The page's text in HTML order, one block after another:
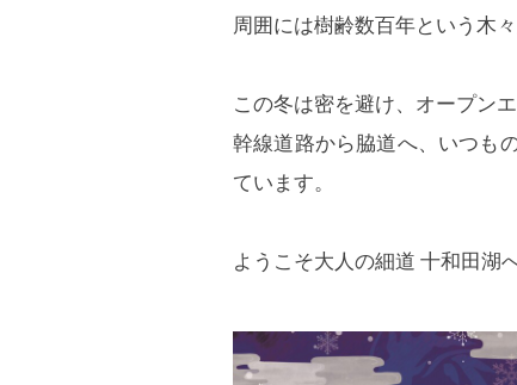
周囲には樹齢数百年という木
この冬は密を避け、オープン
幹線道路から脇道へ、いつも
ています。
ようこそ大人の細道 十和田湖